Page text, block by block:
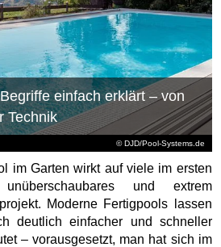
© DJD/Pool-Systems.de
einfach erklärt – von
Technik
im Garten wirkt auf viele im ersten
und extrem
Moderne Fertigpools lassen
deutlich einfacher und schneller
– vorausgesetzt, man hat sich im